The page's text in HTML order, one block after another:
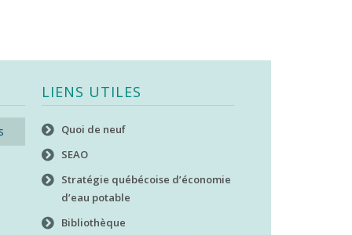
LIENS UTILES
Quoi de neuf
SEAO
Stratégie québécoise d’économie
d’eau potable
Bibliothèque